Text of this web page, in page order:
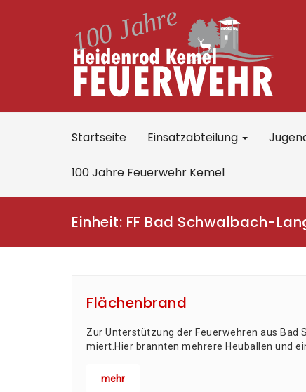
Startseite Einsatzabteilung
100 Jahre Feuerwehr Kemel
Einheit: FF Bad Schwalbach-
Flächenbrand
Zur Unter­stüt­zung der Feu­er­weh­ren aus
miert.Hier brann­ten meh­re­re Heu­bal­len und
mehr